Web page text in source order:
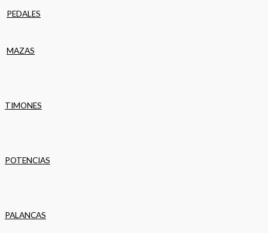
PEDALES
MAZAS
TIMONES
POTENCIAS
PALANCAS